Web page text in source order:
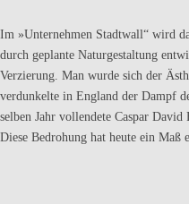
Im »Unternehmen Stadtwall“ wird
durch geplante Naturgestaltung
Verzierung. Man wurde sich der
verdunkelte in Eng­land der Dampf
selben Jahr vollendete Caspar
Diese Bedrohung hat heute ein